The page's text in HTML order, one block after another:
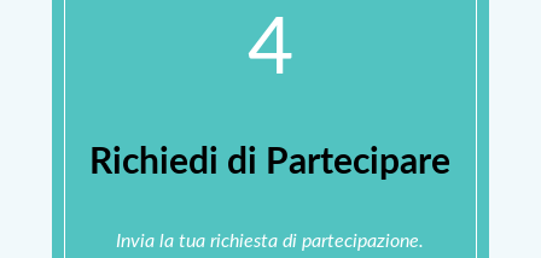
4
Richiedi di Partecipare
Invia la tua richiesta di partecipazione.